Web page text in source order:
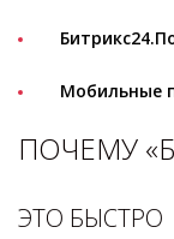
Мобильные
ПОЧЕМУ
ЭТО БЫСТРО